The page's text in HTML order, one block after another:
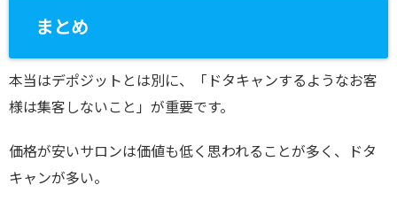
まとめ
本当はデポジットとは別に、「ドタキャンするようなお客
様は集客しないこと」が重要です。
価格が安いサロンは価値も低く思われることが多く、ドタ
キャンが多い。